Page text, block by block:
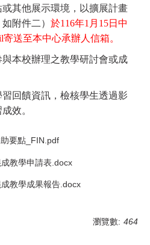
其他展示環境，以擴展計畫
附件二） 於116年1 月 15日中
寄送至本中心承辦人信箱。
與本校辦理之教學研討會或成
習回饋資訊，檢核學生透過影
效。
要點_FIN.pdf
教學申請表.docx
教學成果報告.docx
瀏覽數: 464